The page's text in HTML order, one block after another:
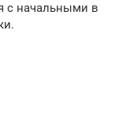
с начальными в